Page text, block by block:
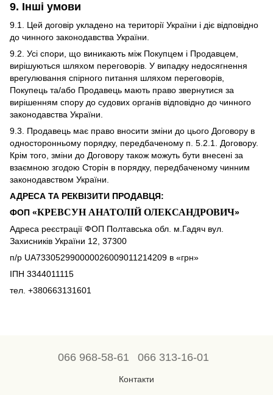
9. Інші умови
9.1. Цей договір укладено на території України і діє відповідно
до чинного законодавства України.
9.2. Усі спори, що виникають між Покупцем і Продавцем,
вирішуються шляхом переговорів. У випадку недосягнення
врегулювання спірного питання шляхом переговорів,
Покупець та/або Продавець мають право звернутися за
вирішенням спору до судових органів відповідно до чинного
законодавства України.
9.3. Продавець має право вносити зміни до цього Договору в
односторонньому порядку, передбаченому п. 5.2.1. Договору.
Крім того, зміни до Договору також можуть бути внесені за
взаємною згодою Сторін в порядку, передбаченому чинним
законодавством України.
АДРЕСА ТА РЕКВІЗИТИ ПРОДАВЦЯ:
ФОП «КРЕВСУН АНАТОЛІЙ ОЛЕКСАНДРОВИЧ»
Адреса реєстрації ФОП Полтавська обл. м.Гадяч вул.
Захисників України 12, 37300
п/р UA733052990000026009011214209 в «грн»
ІПН 3344011115
тел. +380663131601
066 968-58-61 066 313-16-01
Контакти